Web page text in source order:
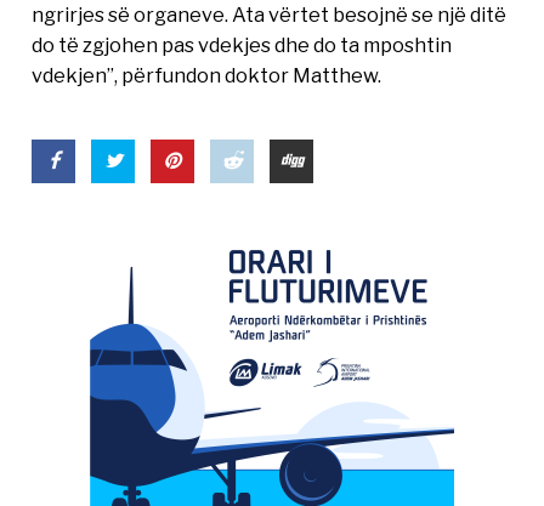
ngrirjes së organeve. Ata vërtet besojnë se një ditë
do të zgjohen pas vdekjes dhe do ta mposhtin
vdekjen”, përfundon doktor Matthew.